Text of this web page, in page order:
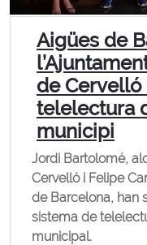
Aigües de
de
telelectura
municipi
Jordi Bartolomé,
Cervelló i Felipe
de Barcelona, han
sistema de
municipal.